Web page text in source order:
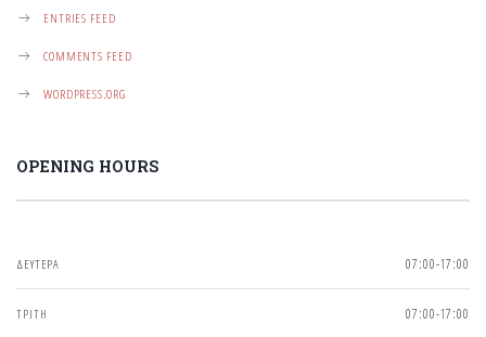
ENTRIES FEED
COMMENTS FEED
WORDPRESS.ORG
OPENING HOURS
ΔΕΥΤΕΡΑ 07:00-17:00
ΤΡΙΤΗ 07:00-17:00